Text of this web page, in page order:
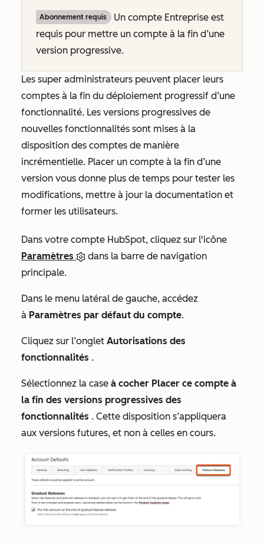
Abonnement requis Un compte Entreprise est
requis pour mettre un compte à la fin d’une
version progressive.
Les super administrateurs peuvent placer leurs
comptes à la fin du déploiement progressif d’une
fonctionnalité. Les versions progressives de
nouvelles fonctionnalités sont mises à la
disposition des comptes de manière
incrémentielle. Placer un compte à la fin d’une
version vous donne plus de temps pour tester les
modifications, mettre à jour la documentation et
former les utilisateurs.
Dans votre compte HubSpot, cliquez sur l'icône
Paramètres
dans la barre de navigation
principale.
Dans le menu latéral de gauche, accédez
à Paramètres par défaut du compte.
Cliquez sur l’onglet Autorisations des
fonctionnalités .
Sélectionnez la case à cocher Placer ce compte à
la fin des versions progressives des
fonctionnalités . Cette disposition s’appliquera
aux versions futures, et non à celles en cours.